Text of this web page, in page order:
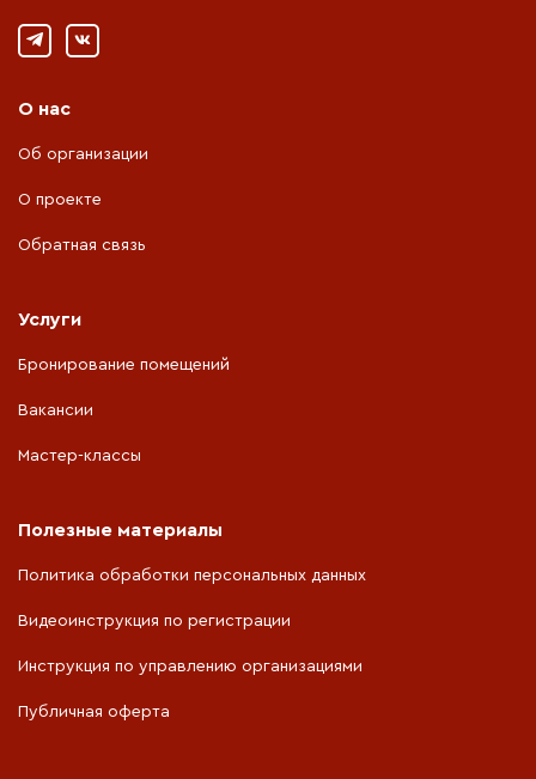
О нас
Об организации
О проекте
Обратная связь
Услуги
Бронирование помещений
Вакансии
Мастер-классы
Полезные материалы
Политика обработки персональных данных
Видеоинструкция по регистрации
Инструкция по управлению организациями
Публичная оферта